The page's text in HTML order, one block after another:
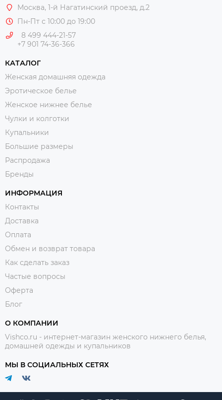
Москва, 1-й Нагатинский проезд, д.2
Пн-Пт с 10:00 до 19:00
8 499 444-21-57
+7 901 74-36-366
КАТАЛОГ
Женская домашняя одежда
Эротическое белье
Женское нижнее белье
Чулки и колготки
Купальники
Большие размеры
Распродажа
Бренды
ИНФОРМАЦИЯ
Контакты
Доставка
Оплата
Обмен и возврат товара
Как сделать заказ
Частые вопросы
Оферта
Блог
О КОМПАНИИ
Vishco.ru - интернет-магазин женского нижнего белья,
домашней одежды и купальников
МЫ В СОЦИАЛЬНЫХ СЕТЯХ